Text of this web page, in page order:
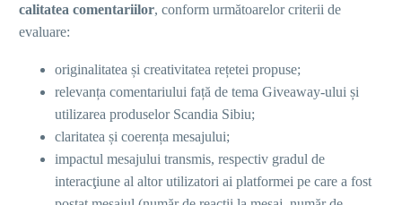
calitatea comentariilor, conform următoarelor criterii de
evaluare:
originalitatea și creativitatea rețetei propuse;
relevanța comentariului față de tema Giveaway-ului și
utilizarea produselor Scandia Sibiu;
claritatea și coerența mesajului;
impactul mesajului transmis, respectiv gradul de
interacţiune al altor utilizatori ai platformei pe care a fost